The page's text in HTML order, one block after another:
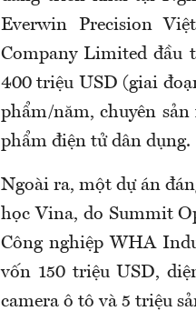
Everwin Precision
Company Limited đầu
400 triệu USD (giai
phẩm/năm, chuyên
phẩm điện tử dân dụng.
Ngoài ra, một dự án
học Vina, do Summit
Công nghiệp WHA
vốn 150 triệu USD,
camera ô tô và 5 triệu